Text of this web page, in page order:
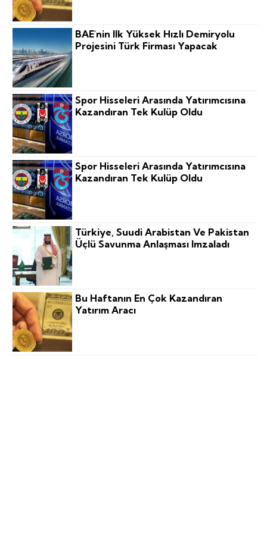
BAE'nin Ilk Yüksek Hızlı Demiryolu
Projesini Türk Firması Yapacak
Spor Hisseleri Arasında Yatırımcısına
Kazandıran Tek Kulüp Oldu
Spor Hisseleri Arasında Yatırımcısına
Kazandıran Tek Kulüp Oldu
Türkiye, Suudi Arabistan Ve Pakistan
Üçlü Savunma Anlaşması Imzaladı
Bu Haftanın En Çok Kazandıran
Yatırım Aracı